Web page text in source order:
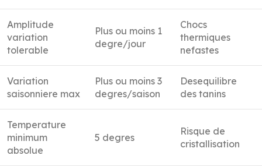
Amplitude
variation
tolerable
Plus ou moins 1
degre/jour
Chocs
thermiques
nefastes
Variation
saisonniere max
Plus ou moins 3
degres/saison
Desequilibre
des tanins
Temperature
minimum
absolue
5 degres
Risque de
cristallisation